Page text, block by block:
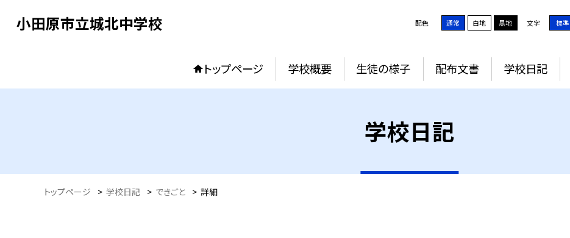
小田原市立城北中学校 配色 通常 白地 黒地 文字 標準
トップページ 学校概要 生徒の様子 配布文書 学校日記
学校日記
トップページ > 学校日記 > できごと > 詳細